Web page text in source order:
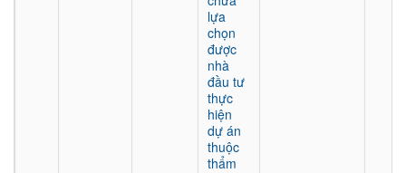
lựa
chọn
được
nhà
đầu tư
thực
hiện
dự án
thuộc
thẩm